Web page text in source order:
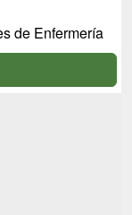
de Enfermería